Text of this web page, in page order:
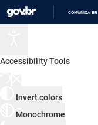
COMUNICA BR
Accessibility Tools
Invert colors
Monochrome